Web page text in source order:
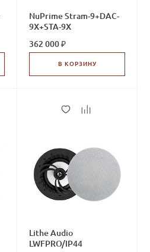
NuPrime Stram-9+DAC-
9X+STA-9X
362 000 ₽
В КОРЗИНУ
Lithe Audio
LWFPRO/IP44